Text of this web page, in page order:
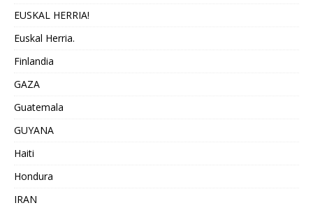
EUSKAL HERRIA!
Euskal Herria.
Finlandia
GAZA
Guatemala
GUYANA
Haiti
Hondura
IRAN